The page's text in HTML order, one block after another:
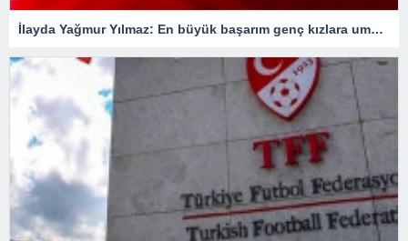
İlayda Yağmur Yılmaz: En büyük başarım genç kızlara umut olmak